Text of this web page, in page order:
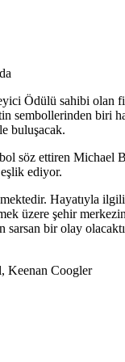
Ödülü sahibi
sembollerinden biri
buluşacak.
söz ettiren Michael
ediyor.
Hayatıyla
üzere şehir
sarsan bir olay
Keenan Coogler